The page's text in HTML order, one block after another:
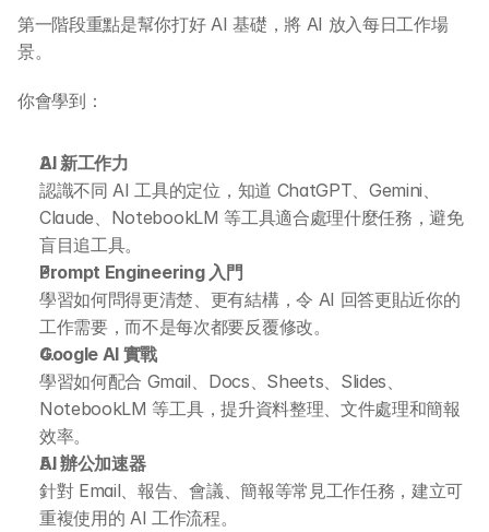
第一階段重點是幫你打好 AI 基礎，將 AI 放入每日工作場
景。
你會學到：
AI 新工作力
認識不同 AI 工具的定位，知道 ChatGPT、Gemini、
Claude、NotebookLM 等工具適合處理什麼任務，避免
盲目追工具。
Prompt Engineering 入門
學習如何問得更清楚、更有結構，令 AI 回答更貼近你的
工作需要，而不是每次都要反覆修改。
Google AI 實戰
學習如何配合 Gmail、Docs、Sheets、Slides、
NotebookLM 等工具，提升資料整理、文件處理和簡報
效率。
AI 辦公加速器
針對 Email、報告、會議、簡報等常見工作任務，建立可
重複使用的 AI 工作流程。